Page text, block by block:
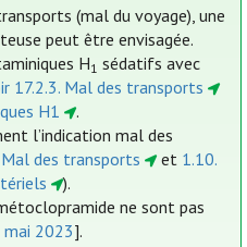
(mal du voyage), une
peut être envisagée.
H1 sédatifs avec
17.2.3. Mal des transports
H1
.
l’indication mal des
des transports et 1.10.
).
ne sont pas
2023].